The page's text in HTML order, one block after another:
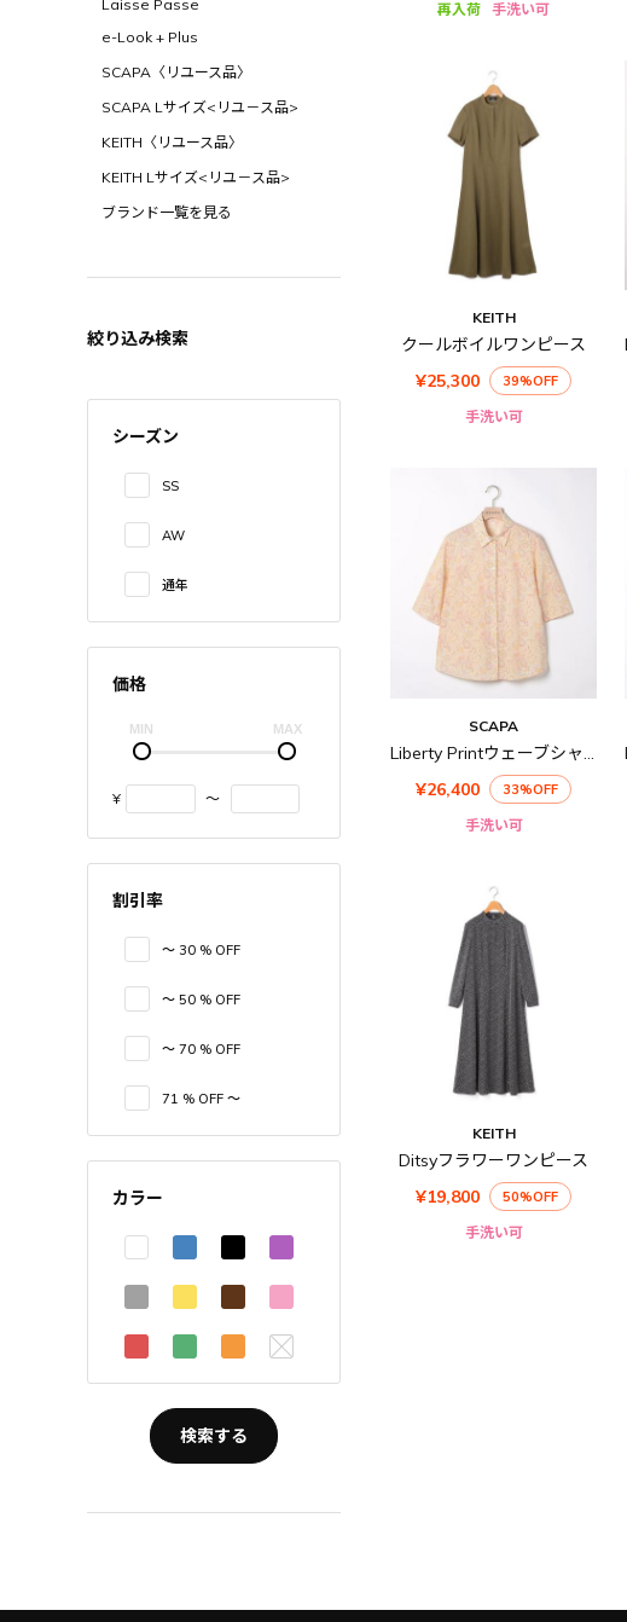
Laisse Passe
e-Look + Plus
SCAPA〈リユース品〉
SCAPA Lサイズ<リユ－ス品>
KEITH〈リユース品〉
KEITH Lサイズ<リユ－ス品>
ブランド一覧を見る
絞り込み検索
シーズン
SS
AW
通年
価格
¥ 〜
割引率
〜 30 % OFF
〜 50 % OFF
〜 70 % OFF
71 % OFF 〜
カラー
再入荷 手洗い可
KEITH
クールボイルワンピース
¥25,300
39%OFF
手洗い可
SCAPA
Liberty Printウェーブシャツ衿ブラウス
¥26,400
33%OFF
手洗い可
KEITH
Ditsyフラワーワンピース
¥19,800
50%OFF
手洗い可